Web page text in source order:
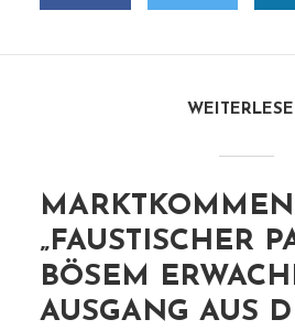
„FAUSTISCHER
BÖSEM
AUSGANG AUS